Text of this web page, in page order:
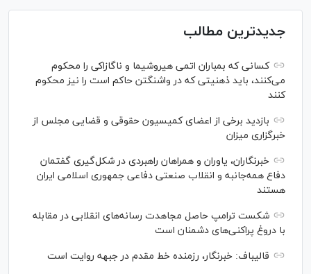
جدیدترین مطالب
کسانی که بمباران اتمی هیروشیما و ناگازاکی را محکوم
می‌کنند، باید ذهنیتی که در واشنگتن حاکم است را نیز محکوم
کنند
بازدید برخی از اعضای کمیسیون حقوقی و قضایی مجلس از
خبرگزاری میزان
خبرنگاران، یاوران و همراهان راهبردی در شکل‌گیری گفتمان
دفاع همه‌جانبه و انقلاب صنعتی دفاعی جمهوری اسلامی ایران
هستند
شکست ترامپ حاصل مجاهدت رسانه‌های انقلابی در مقابله
با دروغ پراکنی‌های دشمنان است
قالیباف: خبرنگار، رزمنده خط مقدم در جبهه روایت است